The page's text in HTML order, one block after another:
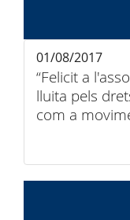
“Felicit a
lluita pels
com a
01/08/2017